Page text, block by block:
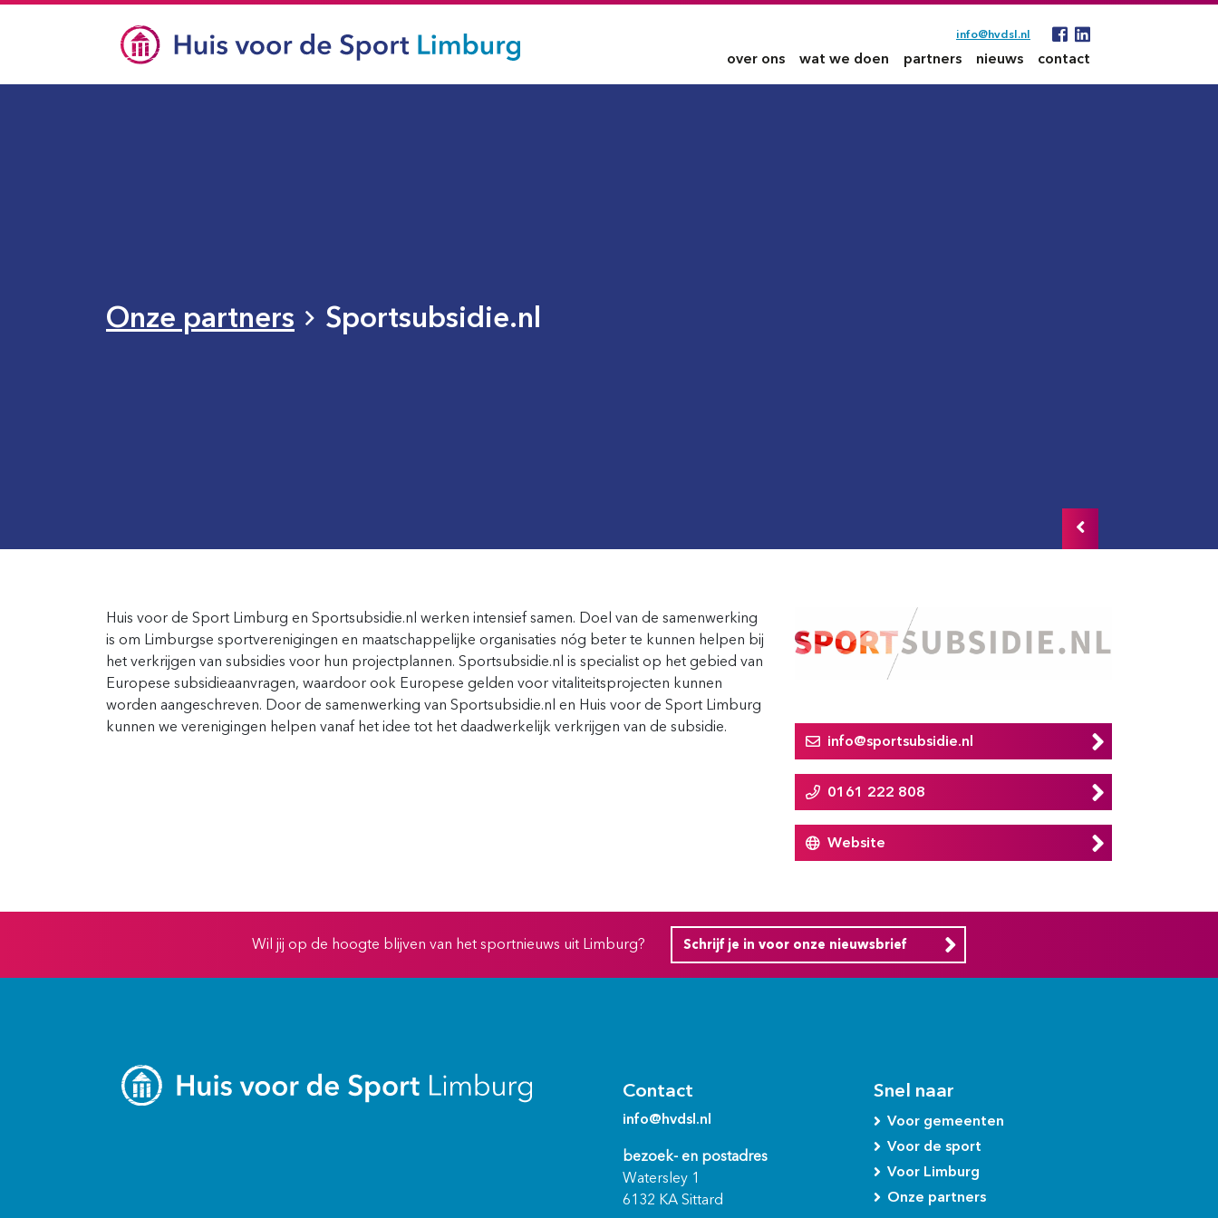
info@hvdsl.nl
over ons wat we doen partners nieuws contact
Onze partners Sportsubsidie.nl
Huis voor de Sport Limburg en Sportsubsidie.nl werken intensief samen. Doel van de samenwerking
is om Limburgse sportverenigingen en maatschappelijke organisaties nóg beter te kunnen helpen bij
het verkrijgen van subsidies voor hun projectplannen. Sportsubsidie.nl is specialist op het gebied van
Europese subsidieaanvragen, waardoor ook Europese gelden voor vitaliteitsprojecten kunnen
worden aangeschreven. Door de samenwerking van Sportsubsidie.nl en Huis voor de Sport Limburg
kunnen we verenigingen helpen vanaf het idee tot het daadwerkelijk verkrijgen van de subsidie.
info@sportsubsidie.nl
0161 222 808
Website
Wil jij op de hoogte blijven van het sportnieuws uit Limburg? Schrijf je in voor onze nieuwsbrief
Contact
info@hvdsl.nl
bezoek- en postadres
Watersley 1
6132 KA Sittard
Snel naar
Voor gemeenten
Voor de sport
Voor Limburg
Onze partners